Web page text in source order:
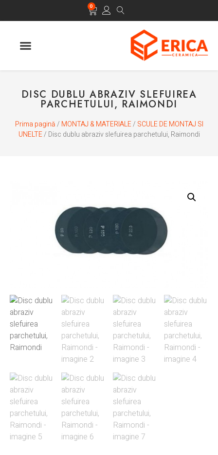
0
DISC DUBLU ABRAZIV SLEFUIREA
PARCHETULUI, RAIMONDI
Prima pagină/ MONTAJ & MATERIALE/ SCULE DE MONTAJ SI
UNELTE/ Disc dublu abraziv slefuirea parchetului, Raimondi